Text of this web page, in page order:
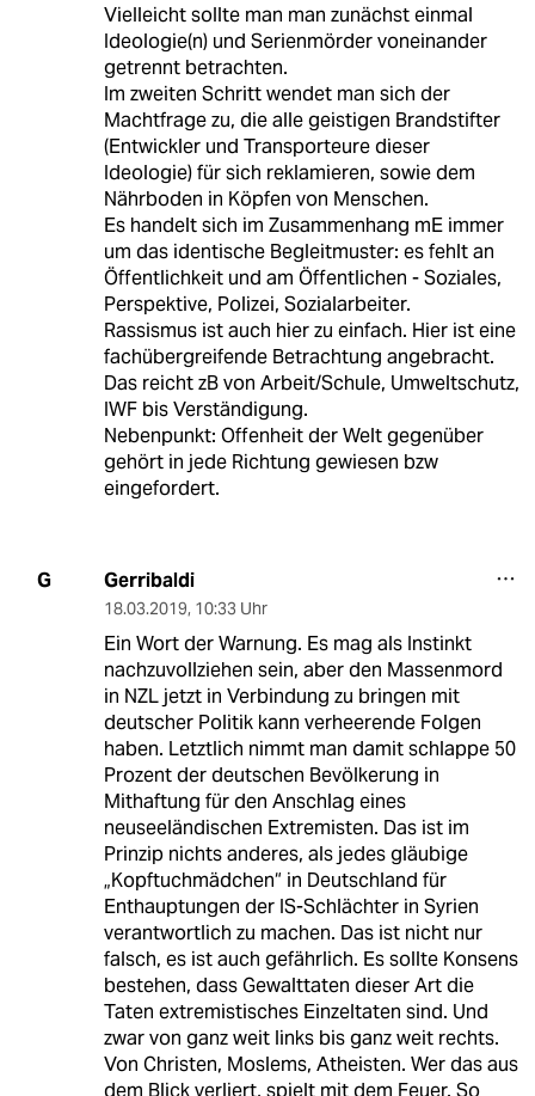
Vielleicht sollte man man zunächst einmal
Ideologie(n) und Serienmörder voneinander
getrennt betrachten.
Im zweiten Schritt wendet man sich der
Machtfrage zu, die alle geistigen Brandstifter
(Entwickler und Transporteure dieser
Ideologie) für sich reklamieren, sowie dem
Nährboden in Köpfen von Menschen.
Es handelt sich im Zusammenhang mE immer
um das identische Begleitmuster: es fehlt an
Öffentlichkeit und am Öffentlichen - Soziales,
Perspektive, Polizei, Sozialarbeiter.
Rassismus ist auch hier zu einfach. Hier ist eine
fachübergreifende Betrachtung angebracht.
Das reicht zB von Arbeit/Schule, Umweltschutz,
IWF bis Verständigung.
Nebenpunkt: Offenheit der Welt gegenüber
gehört in jede Richtung gewiesen bzw
eingefordert.
G Gerribaldi
18.03.2019, 10:33 Uhr
Ein Wort der Warnung. Es mag als Instinkt
nachzuvollziehen sein, aber den Massenmord
in NZL jetzt in Verbindung zu bringen mit
deutscher Politik kann verheerende Folgen
haben. Letztlich nimmt man damit schlappe 50
Prozent der deutschen Bevölkerung in
Mithaftung für den Anschlag eines
neuseeländischen Extremisten. Das ist im
Prinzip nichts anderes, als jedes gläubige
„Kopftuchmädchen“ in Deutschland für
Enthauptungen der IS-Schlächter in Syrien
verantwortlich zu machen. Das ist nicht nur
falsch, es ist auch gefährlich. Es sollte Konsens
bestehen, dass Gewalttaten dieser Art die
Taten extremistisches Einzeltaten sind. Und
zwar von ganz weit links bis ganz weit rechts.
Von Christen, Moslems, Atheisten. Wer das aus
dem Blick verliert, spielt mit dem Feuer. So